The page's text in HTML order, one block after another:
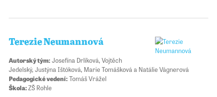
Terezie Neumannová
Autorský tým:Josefína Drlíková, Vojtěch
Jedelský, Justýna Ištóková, Marie Tomášková a Natálie Vágnerová
Pedagogické vedení:Tomáš Vrážel
Škola:ZŠ Rohle